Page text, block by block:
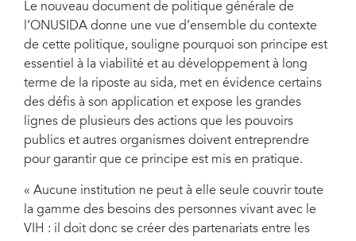
Le nouveau document de politique générale de
l’ONUSIDA donne une vue d’ensemble du contexte
de cette politique, souligne pourquoi son principe est
essentiel à la viabilité et au développement à long
terme de la riposte au sida, met en évidence certains
des défis à son application et expose les grandes
lignes de plusieurs des actions que les pouvoirs
publics et autres organismes doivent entreprendre
pour garantir que ce principe est mis en pratique.
« Aucune institution ne peut à elle seule couvrir toute
la gamme des besoins des personnes vivant avec le
VIH : il doit donc se créer des partenariats entre les